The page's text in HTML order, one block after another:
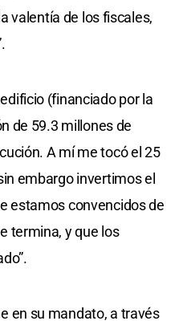
valentía de los fiscales,
(financiado por la
de 59.3 millones de
A mí me tocó el 25
embargo invertimos el
estamos convencidos de
termina, y que los
en su mandato, a través